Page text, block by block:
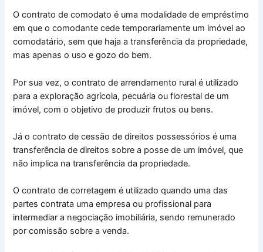
O contrato de comodato é uma modalidade de empréstimo
em que o comodante cede temporariamente um imóvel ao
comodatário, sem que haja a transferência da propriedade,
mas apenas o uso e gozo do bem.
Por sua vez, o contrato de arrendamento rural é utilizado
para a exploração agrícola, pecuária ou florestal de um
imóvel, com o objetivo de produzir frutos ou bens.
Já o contrato de cessão de direitos possessórios é uma
transferência de direitos sobre a posse de um imóvel, que
não implica na transferência da propriedade.
O contrato de corretagem é utilizado quando uma das
partes contrata uma empresa ou profissional para
intermediar a negociação imobiliária, sendo remunerado
por comissão sobre a venda.